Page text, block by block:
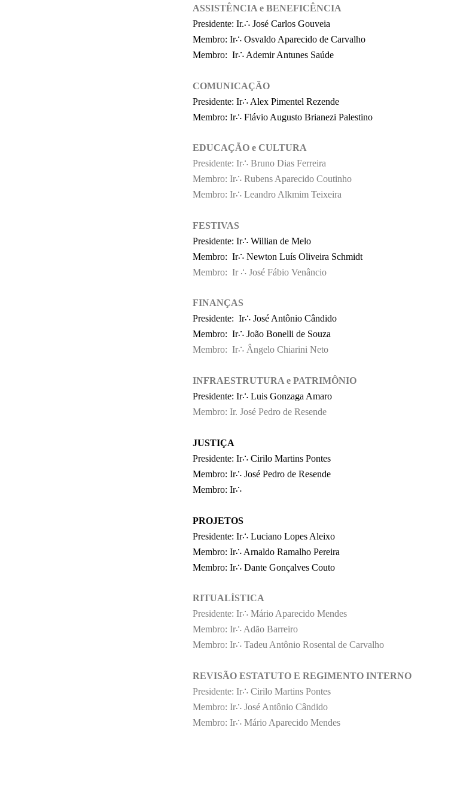
ASSISTÊNCIA e BENEFICÊNCIA
Presidente: Ir.∴ José Carlos Gouveia
Membro: Ir∴ Osvaldo Aparecido de Carvalho
Membro: Ir∴ Ademir Antunes Saúde
COMUNICAÇÃO
Presidente: Ir∴ Alex Pimentel Rezende
Membro: Ir∴ Flávio Augusto Brianezi Palestino
EDUCAÇÃO e CULTURA
Presidente: Ir∴ Bruno Dias Ferreira
Membro: Ir∴ Rubens Aparecido Coutinho
Membro: Ir∴ Leandro Alkmim Teixeira
FESTIVAS
Presidente: Ir∴ Willian de Melo
Membro: Ir∴ Newton Luís Oliveira Schmidt
Membro: Ir ∴ José Fábio Venâncio
FINANÇAS
Presidente: Ir∴ José Antônio Cândido
Membro: Ir∴ João Bonelli de Souza
Membro: Ir∴ Ângelo Chiarini Neto
INFRAESTRUTURA e PATRIMÔNIO
Presidente: Ir∴ Luis Gonzaga Amaro
Membro: Ir. José Pedro de Resende
JUSTIÇA
Presidente: Ir∴ Cirilo Martins Pontes
Membro: Ir∴ José Pedro de Resende
Membro: Ir∴
PROJETOS
Presidente: Ir∴ Luciano Lopes Aleixo
Membro: Ir∴ Arnaldo Ramalho Pereira
Membro: Ir∴ Dante Gonçalves Couto
RITUALÍSTICA
Presidente: Ir∴ Mário Aparecido Mendes
Membro: Ir∴ Adão Barreiro
Membro: Ir∴ Tadeu Antônio Rosental de Carvalho
REVISÃO ESTATUTO E REGIMENTO INTERNO
Presidente: Ir∴ Cirilo Martins Pontes
Membro: Ir∴ José Antônio Cândido
Membro: Ir∴ Mário Aparecido Mendes